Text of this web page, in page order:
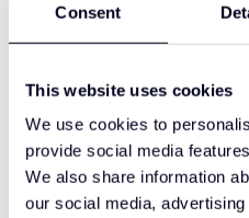
Consent
This website uses cookies
We use cookies to
provide social media
We also share information
our social media,